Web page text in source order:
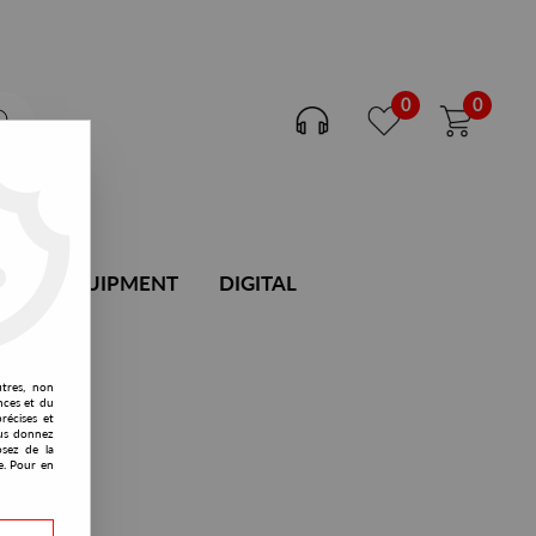
0 0
DJ EQUIPMENT DIGITAL
non
et du
et
donnez
de la
Pour en